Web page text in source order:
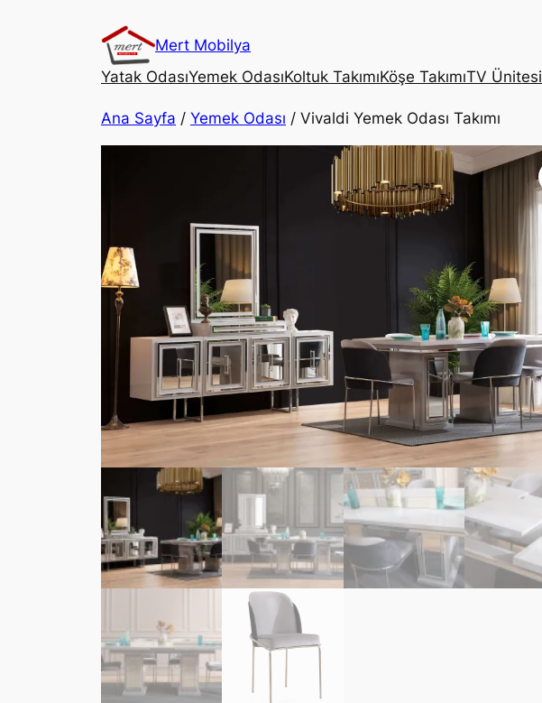
Mert Mobilya
Yatak OdasıYemek OdasıKoltuk TakımıKöşe TakımıTV Ünitesi
Ana Sayfa / Yemek Odası / Vivaldi Yemek Odası Takımı